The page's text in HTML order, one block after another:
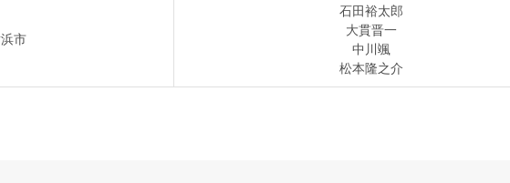
市
石田裕太郎
大貫晋一
中川颯
松本隆之介